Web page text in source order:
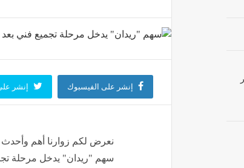
العلاج الحر بالإسماعيلية تضبط مركزًا شهيرًا لطب
مصر منذ ساعة واحدة
وزير الطيران: تنشيط الحركة الجوية إلى مطار مرسى
إنشر على الفيسبوك إنشر
نعرض لكم زوارنا أهم وأحدث
سهم "ريدان" يدخل مرحلة